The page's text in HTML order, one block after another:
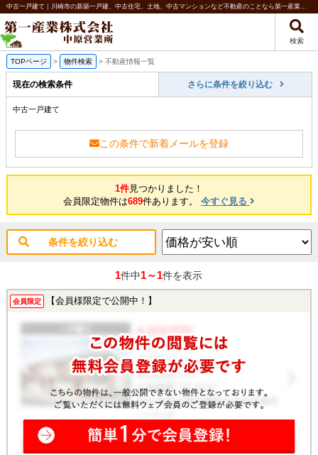
中古一戸建て｜川崎市の新築一戸建、中古住宅、土地、中古マンションなど不動産のことなら第一産業株式会社 中原営業所
検索
TOPページ > 物件検索 > 不動産情報一覧
現在の検索条件 さらに条件を絞り込む
中古一戸建て
この条件で新着メールを登録
1件見つかりました！
会員限定物件は689件あります。 今すぐ見る
条件を絞り込む
1件中1～1件を表示
会員限定 【会員様限定で公開中！】